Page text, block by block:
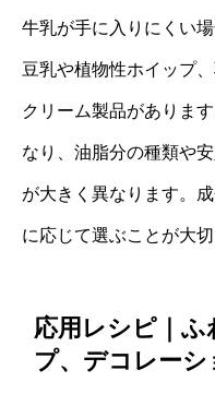
牛乳が手に入りにくい
豆乳や植物性ホイップ
クリーム製品がありま
なり、油脂分の種類や
が大きく異なります。
に応じて選ぶことが大切
応用レシピ｜
プ、デコレー